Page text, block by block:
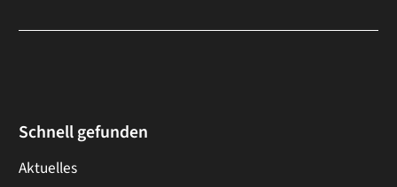
Schnell gefunden
Aktuelles